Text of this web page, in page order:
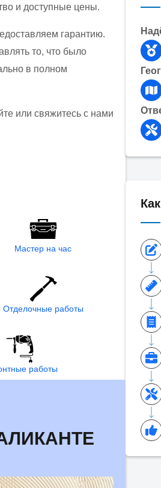
и доступные цены.
гарантию.
то, что было
в полном
или свяжитесь с нами
Мастер на час
Отделочные работы
работы